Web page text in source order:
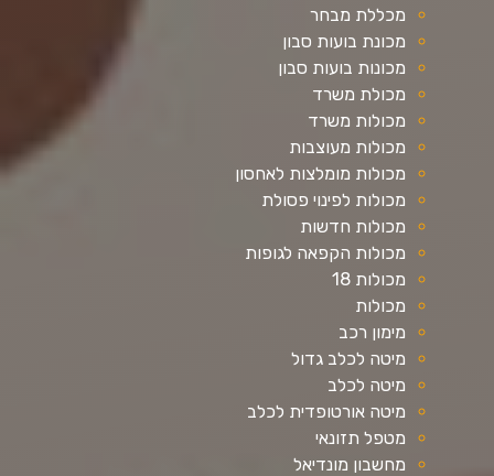
מכללת מבחר
מכונת בועות סבון
מכונות בועות סבון
מכולת משרד
מכולות משרד
מכולות מעוצבות
מכולות מומלצות לאחסון
מכולות לפינוי פסולת
מכולות חדשות
מכולות הקפאה לגופות
מכולות 18
מכולות
מימון רכב
מיטה לכלב גדול
מיטה לכלב
מיטה אורטופדית לכלב
מטפל תזונאי
מחשבון מונדיאל